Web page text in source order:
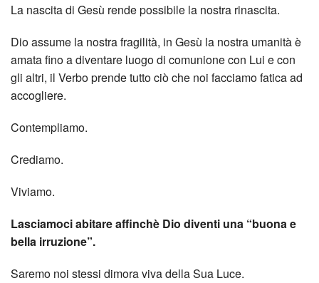
La nascita di Gesù rende possibile la nostra rinascita.
Dio assume la nostra fragilità, in Gesù la nostra umanità è
amata fino a diventare luogo di comunione con Lui e con
gli altri, il Verbo prende tutto ciò che noi facciamo fatica ad
accogliere.
Contempliamo.
Crediamo.
Viviamo.
Lasciamoci abitare affinchè Dio diventi una “buona e
bella irruzione”.
Saremo noi stessi dimora viva della Sua Luce.